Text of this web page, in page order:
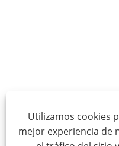
Utilizamos cookies
mejor experiencia de